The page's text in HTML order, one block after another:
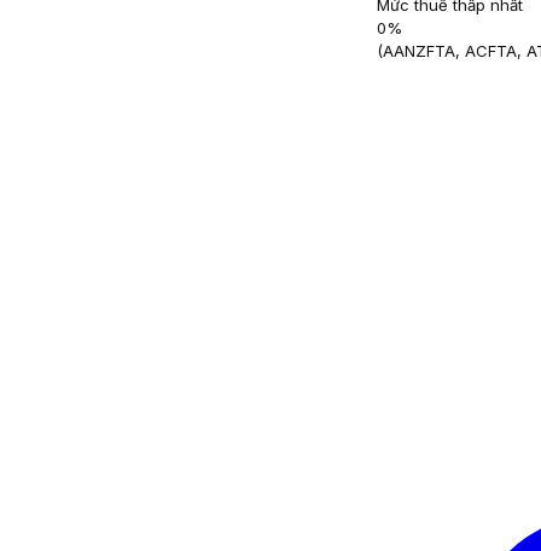
Mức thuế thấp nhất
0%
(AANZFTA, ACFTA,